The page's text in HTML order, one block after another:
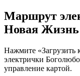
Маршрут
Новая Жизнь
Нажмите «Загрузить
электрички
управление картой.